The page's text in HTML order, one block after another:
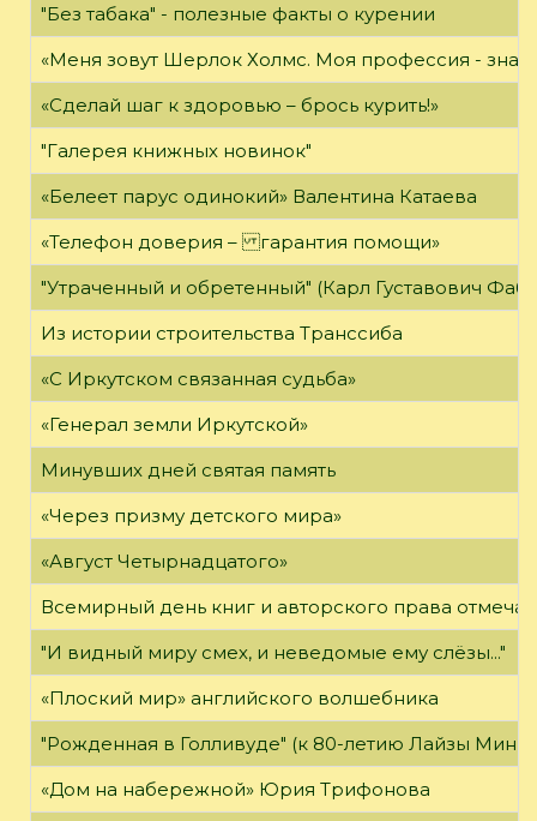
"Без табака" - полезные факты о курении
«Меня зовут Шерлок Холмс. Моя профессия - знать
«Сделай шаг к здоровью – брось курить!»
"Галерея книжных новинок"
«Белеет парус одинокий» Валентина Катаева
«Телефон доверия – гарантия помощи»
"Утраченный и обретенный" (Карл Густавович
Из истории строительства Транссиба
«С Иркутском связанная судьба»
«Генерал земли Иркутской»
Минувших дней святая память
«Через призму детского мира»
«Август Четырнадцатого»
Всемирный день книг и авторского права
"И видный миру смех, и неведомые ему слёзы..."
«Плоский мир» английского волшебника
"Рожденная в Голливуде" (к 80-летию Лайзы
«Дом на набережной» Юрия Трифонова